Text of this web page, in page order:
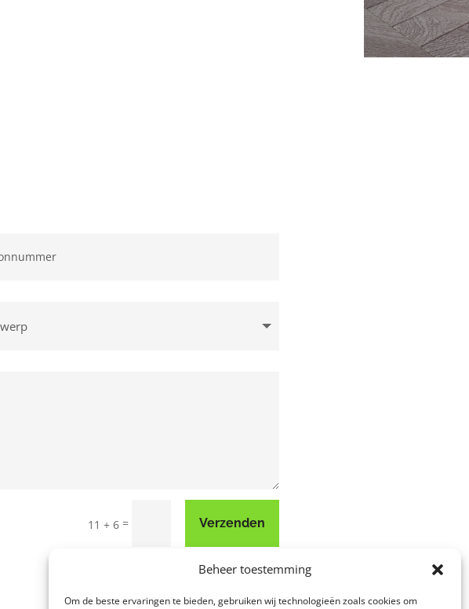
Beheer toestemming
Om de beste ervaringen te bieden, gebruiken wij technologieën zoals cookies om
11 + 6 = Verzenden